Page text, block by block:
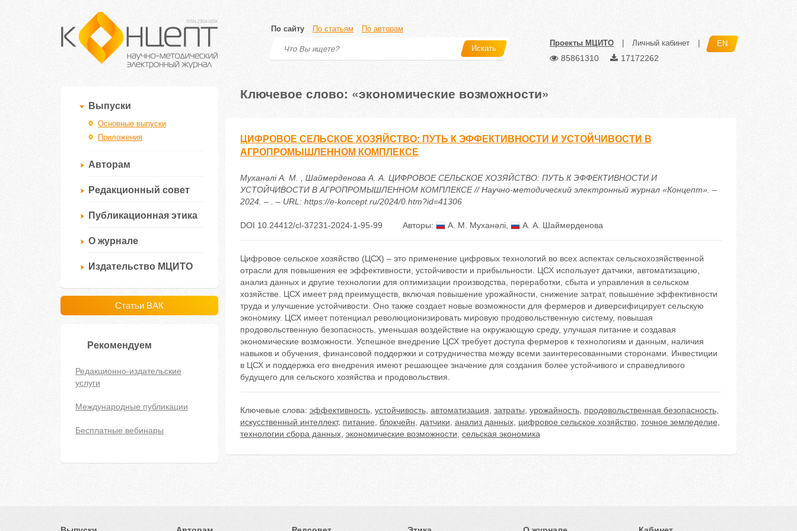
По сайту По статьям По авторам
Искать
Проекты МЦИТО Личный кабинет EN
85861310 17172262
Выпуски
Основные выпуски
Приложения
Авторам
Редакционный совет
Публикационная этика
О журнале
Издательство МЦИТО
Статьи ВАК
Рекомендуем
Редакционно-издательские
услуги
Международные публикации
Бесплатные вебинары
Ключевое слово: «экономические возможности»
ЦИФРОВОЕ СЕЛЬСКОЕ ХОЗЯЙСТВО: ПУТЬ К ЭФФЕКТИВНОСТИ И УСТОЙЧИВОСТИ В
АГРОПРОМЫШЛЕННОМ КОМПЛЕКСЕ
Муханәлі А. М. , Шаймерденова А. А. ЦИФРОВОЕ СЕЛЬСКОЕ ХОЗЯЙСТВО: ПУТЬ К ЭФФЕКТИВНОСТИ И
УСТОЙЧИВОСТИ В АГРОПРОМЫШЛЕННОМ КОМПЛЕКСЕ // Научно-методический электронный журнал «Концепт». –
2024. – . – URL: https://e-koncept.ru/2024/0.htm?id=41306
DOI 10.24412/cl-37231-2024-1-95-99 Авторы: А. М. Муханәлі, А. А. Шаймерденова
Цифровое сельское хозяйство (ЦСХ) – это применение цифровых технологий во всех аспектах сельскохозяйственной
отрасли для повышения ее эффективности, устойчивости и прибыльности. ЦСХ использует датчики, автоматизацию,
анализ данных и другие технологии для оптимизации производства, переработки, сбыта и управления в сельском
хозяйстве. ЦСХ имеет ряд преимуществ, включая повышение урожайности, снижение затрат, повышение эффективности
труда и улучшение устойчивости. Оно также создает новые возможности для фермеров и диверсифицирует сельскую
экономику. ЦСХ имеет потенциал революционизировать мировую продовольственную систему, повышая
продовольственную безопасность, уменьшая воздействие на окружающую среду, улучшая питание и создавая
экономические возможности. Успешное внедрение ЦСХ требует доступа фермеров к технологиям и данным, наличия
навыков и обучения, финансовой поддержки и сотрудничества между всеми заинтересованными сторонами. Инвестиции
в ЦСХ и поддержка его внедрения имеют решающее значение для создания более устойчивого и справедливого
будущего для сельского хозяйства и продовольствия.
Ключевые слова: эффективность, устойчивость, автоматизация затраты урожайность, продовольственная безопасность,
искусственный интеллект, питание блокчейн датчики анализ данных, цифровое сельское хозяйство, точное земледелие
технологии сбора данных, экономические возможности сельская экономика